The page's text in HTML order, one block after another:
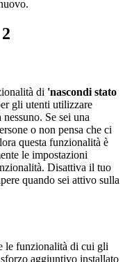
di 'nascondi stato
gli utenti utilizzare
Se sei una
o non pensa che ci
questa funzionalità è
le impostazioni
Disattiva il tuo
quando sei attivo sulla
le funzionalità di cui gli
aggiuntivo installato